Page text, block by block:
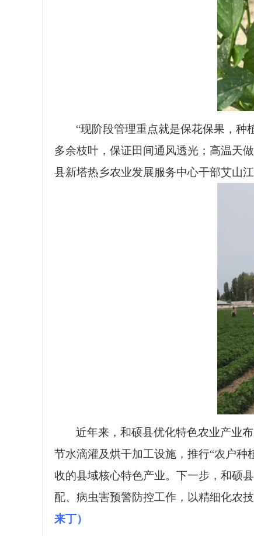
“现阶段管理重点就是保花保果，
多余枝叶，保证田间通风透光；高温天
县新塔热乡农业发展服务中心干部艾山江
近年来，和硕县优化特色农业产业布
节水滴灌及烘干加工设施，推行“农户
收的县域核心特色产业。下一步，和硕
配、病虫害预警防控工作，以精细化农
来丁）